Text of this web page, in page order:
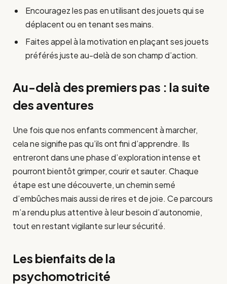
Encouragez les pas en utilisant des jouets qui se
déplacent ou en tenant ses mains.
Faites appel à la motivation en plaçant ses jouets
préférés juste au-delà de son champ d’action.
Au-delà des premiers pas : la suite
des aventures
Une fois que nos enfants commencent à marcher,
cela ne signifie pas qu’ils ont fini d’apprendre. Ils
entreront dans une phase d’exploration intense et
pourront bientôt grimper, courir et sauter. Chaque
étape est une découverte, un chemin semé
d’embûches mais aussi de rires et de joie. Ce parcours
m’a rendu plus attentive à leur besoin d’autonomie,
tout en restant vigilante sur leur sécurité.
Les bienfaits de la
psychomotricité